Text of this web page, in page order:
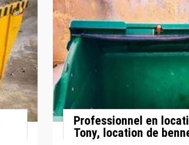
Professionnel en
Tony, location de